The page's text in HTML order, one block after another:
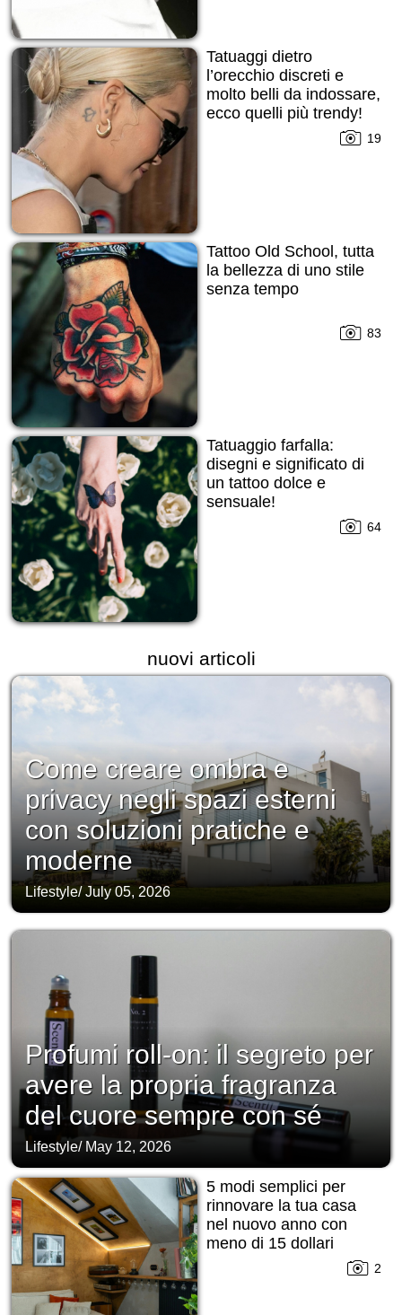
Tatuaggi dietro
l’orecchio discreti e
molto belli da indossare,
ecco quelli più trendy!
19
Tattoo Old School, tutta
la bellezza di uno stile
senza tempo
83
Tatuaggio farfalla:
disegni e significato di
un tattoo dolce e
sensuale!
64
nuovi articoli
Come creare ombra e
privacy negli spazi esterni
con soluzioni pratiche e
moderne
Lifestyle/July 05, 2026
Profumi roll-on: il segreto per
avere la propria fragranza
del cuore sempre con sé
Lifestyle/ May 12, 2026
5 modi semplici per
rinnovare la tua casa
nel nuovo anno con
meno di 15 dollari
2